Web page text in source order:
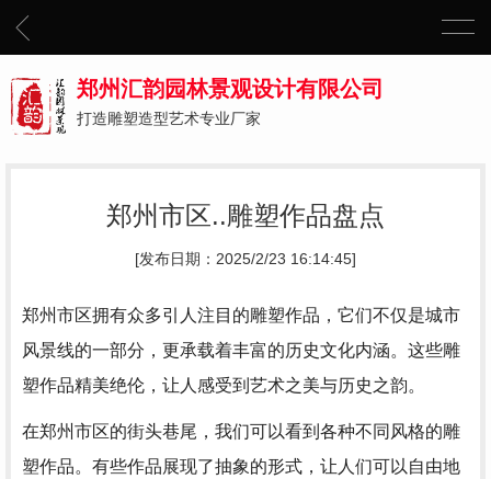
郑州汇韵园林景观设计有限公司
打造雕塑造型艺术专业厂家
郑州市区..雕塑作品盘点
[发布日期：2025/2/23 16:14:45]
郑州市区拥有众多引人注目的雕塑作品，它们不仅是城市
风景线的一部分，更承载着丰富的历史文化内涵。这些雕
塑作品精美绝伦，让人感受到艺术之美与历史之韵。
在郑州市区的街头巷尾，我们可以看到各种不同风格的雕
塑作品。有些作品展现了抽象的形式，让人们可以自由地